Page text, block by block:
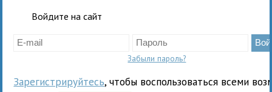
Войдите на сайт
Забыли пароль?
Зарегистрируйтесь, чтобы воспользоваться всеми